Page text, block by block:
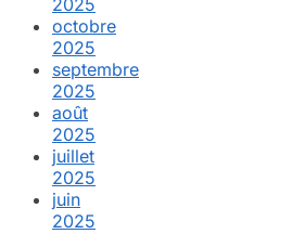
2025
octobre
2025
septembre
2025
août
2025
juillet
2025
juin
2025